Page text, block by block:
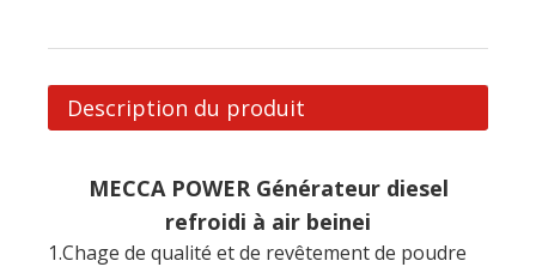
1.Chage de qualité et de revêtement de poudre
de longue durée durable
3. Solution forte et durable
4.Anti traitement de corrosion et résistance à
haute température.